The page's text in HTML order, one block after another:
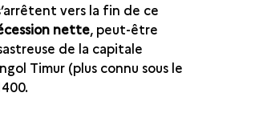
vers la fin de ce
nette, peut-être
de la capitale
Timur (plus connu sous le